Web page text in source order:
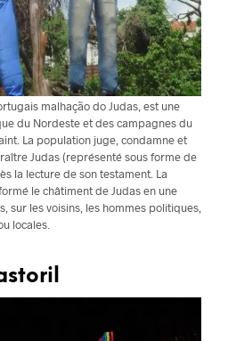
malhação do Judas, est une
du Nordeste et des campagnes du
La population juge, condamne et
Judas (représenté sous forme de
la lecture de son testament. La
le châtiment de Judas en une
sur les voisins, les hommes politiques,
locales.